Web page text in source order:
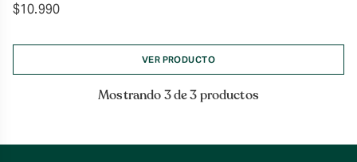
$10.990
VER PRODUCTO
Mostrando 3 de 3 productos